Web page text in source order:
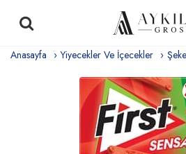
Anasayfa Yiyecekler Ve İçecekler